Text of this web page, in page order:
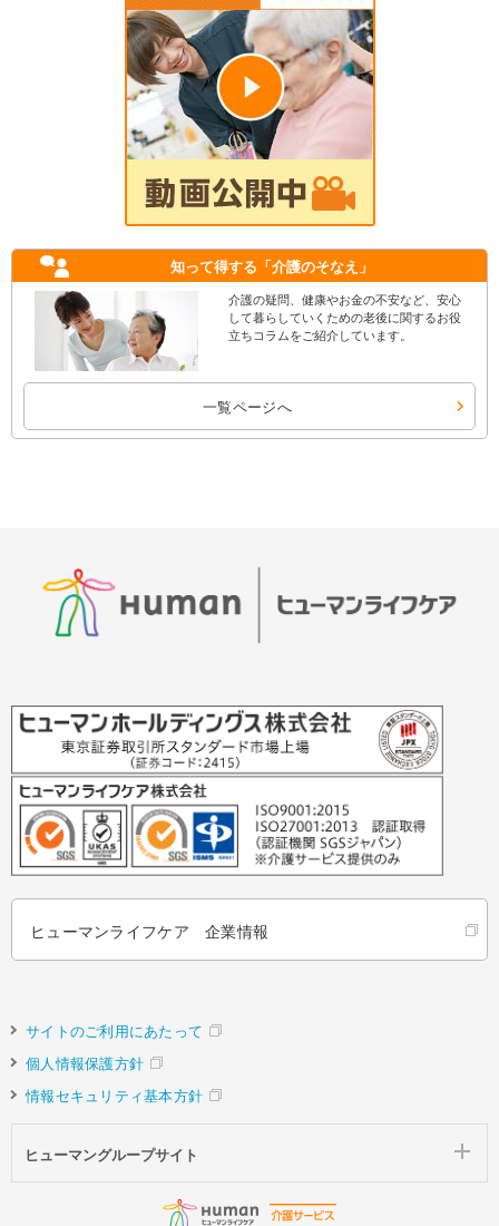
知って得する 「介護のそなえ」
介護の疑問、健康やお金の不安など、安心
して暮らしていくための老後に関するお役
立ちコラムをご紹介しています。
一覧ページへ
ヒューマンライフケア 企業情報
サイトのご利用にあたって
個人情報保護方針
情報セキュリティ基本方針
ヒューマングループサイト